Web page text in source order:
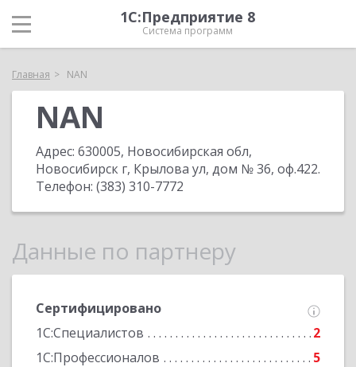
1С:Предприятие 8
Система программ
Главная NAN
NAN
Адрес: 630005, Новосибирская обл,
Новосибирск г, Крылова ул, дом № 36, оф.422.
Телефон: (383) 310-7772
Данные по партнеру
Сертифицировано
1С:Специалистов
2
1С:Профессионалов
5